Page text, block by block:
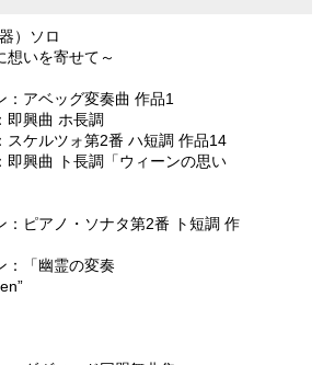
）ソロ
想いを寄せて～
：アベッグ変奏曲 作品1
即興曲 ホ長調
スケルツォ第2番 ハ短調 作品14
即興曲 ト長調「ウィーンの思い
：ピアノ・ソナタ第2番 ト短調 作
：「幽霊の変奏